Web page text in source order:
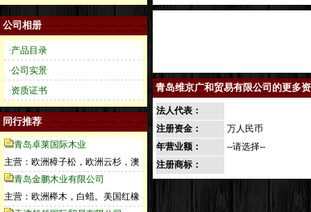
公司相册
·产品目录
·公司实景
·资质证书
同行推荐
青岛卓莱国际木业
主营：欧洲樟子松，欧洲云杉，澳
青岛金鹏木业有限公司
主营：欧洲榉木，白蜡。美国红橡
青岛维京广和贸易有限公司的更多
法人代表：
注册资金：
万人民币
年营业额：
--请选择--
注册商标：